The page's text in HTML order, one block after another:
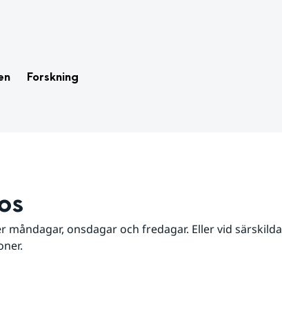
Forskning
måndagar, onsdagar och fredagar. Eller vid särskilda